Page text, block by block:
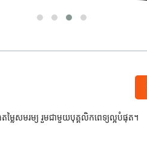
លៃសមរម្យ រួមជាមួយបុគ្គលិកពេទ្យល្អបំផុត។